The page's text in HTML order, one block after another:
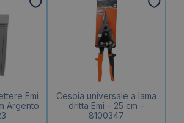
Emi
Argento
Cesoia universale a lama
dritta Emi – 25 cm –
8100347